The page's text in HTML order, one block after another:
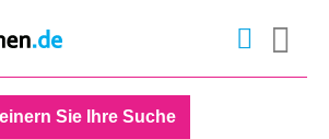
Sie Ihre Suche